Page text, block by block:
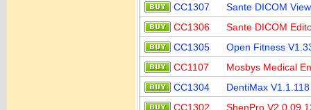
CC1307
Sante DICOM
CC1306
Sante DICOM
CC1305
Open Fitness
CC1107
Mosbys Medical
CC1304
DentiMax
CC1302
ShenPro